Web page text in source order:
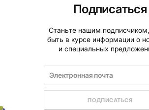
Подписаться
Станьте нашим
быть в курсе информации о
и специальных
ПОДПИСАТЬСЯ